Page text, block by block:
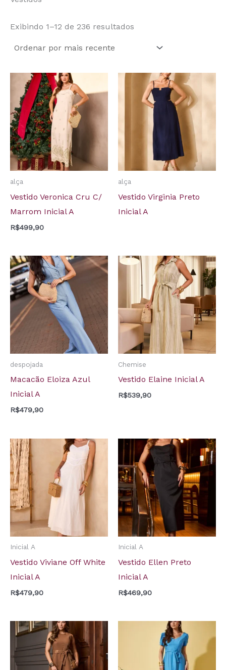
Exibindo 1–12 de 236 resultados
alça
Vestido Veronica Cru C/
Marrom Inicial A
R$499,90
alça
Vestido Virginia Preto
Inicial A
despojada
Macacão Eloiza Azul
Inicial A
R$479,90
Chemise
Vestido Elaine Inicial A
R$539,90
Inicial A
Vestido Viviane Off White
Inicial A
R$479,90
Inicial A
Vestido Ellen Preto
Inicial A
R$469,90